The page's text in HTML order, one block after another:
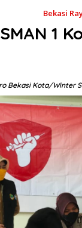
Bekasi
1
Bekasi Kota/Winter